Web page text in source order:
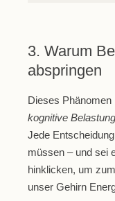
3. Warum
abspringen
Dieses
kognitive Belastung
Jede
müssen – und sei
hinklicken, um
unser Gehirn